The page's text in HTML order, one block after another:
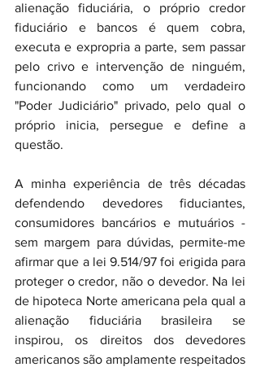
alienação fiduciária, o próprio credor
fiduciário e bancos é quem cobra,
executa e expropria a parte, sem passar
pelo crivo e intervenção de ninguém,
funcionando como um verdadeiro
"Poder Judiciário" privado, pelo qual o
próprio inicia, persegue e define a
questão.
A minha experiência de três décadas
defendendo devedores fiduciantes,
consumidores bancários e mutuários -
sem margem para dúvidas, permite-me
afirmar que a lei 9.514/97 foi erigida para
proteger o credor, não o devedor. Na lei
de hipoteca Norte americana pela qual a
alienação fiduciária brasileira se
inspirou, os direitos dos devedores
americanos são amplamente respeitados